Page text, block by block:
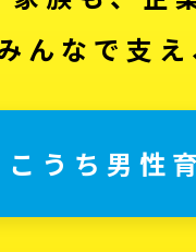
んなで支
こうち男性